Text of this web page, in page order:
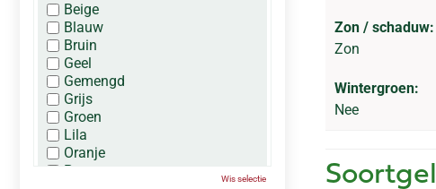
Zon / schaduw:
Zon
Wintergroen:
Nee
Beige
Blauw
Bruin
Geel
Gemengd
Grijs
Groen
Lila
Oranje
Paars
Wis selectie